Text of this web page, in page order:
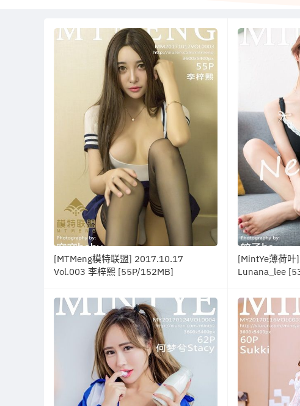
[MTMeng模特联盟] 2017.10.17
Vol.003 李梓熙 [55P/152MB]
[MintYe薄荷
Lunana_lee